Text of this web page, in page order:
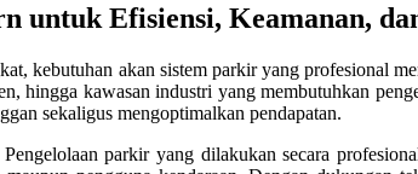
untuk Efisiensi, Keamanan,
kebutuhan akan sistem parkir yang profesional
hingga kawasan industri yang membutuhkan
sekaligus mengoptimalkan pendapatan.
parkir yang dilakukan secara